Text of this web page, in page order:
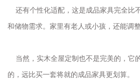
还有个性化适配，这是成品家具完全比
和储物需求。家里有老人或小孩，还能调
当然，实木全屋定制也不是完美的，它
的，远比买一套将就的成品家具更划算。